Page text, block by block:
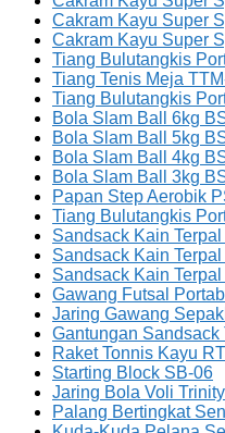
Cakram Kayu Super
Cakram Kayu Super
Tiang Bulutangkis
Tiang Tenis Meja
Tiang Bulutangkis
Bola Slam Ball 6kg
Bola Slam Ball 5kg
Bola Slam Ball 4kg
Bola Slam Ball 3kg
Papan Step Aerobik
Tiang Bulutangkis
Sandsack Kain
Sandsack Kain
Sandsack Kain
Gawang Futsal
Jaring Gawang
Gantungan Sandsack
Raket Tonnis Kayu
Starting Block SB-06
Jaring Bola Voli
Palang Bertingkat